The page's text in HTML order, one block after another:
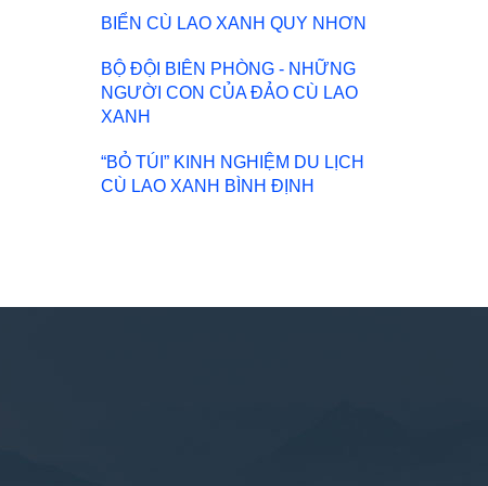
BIỂN CÙ LAO XANH QUY NHƠN
BỘ ĐỘI BIÊN PHÒNG - NHỮNG
NGƯỜI CON CỦA ĐẢO CÙ LAO
XANH
“BỎ TÚI” KINH NGHIỆM DU LỊCH
CÙ LAO XANH BÌNH ĐỊNH